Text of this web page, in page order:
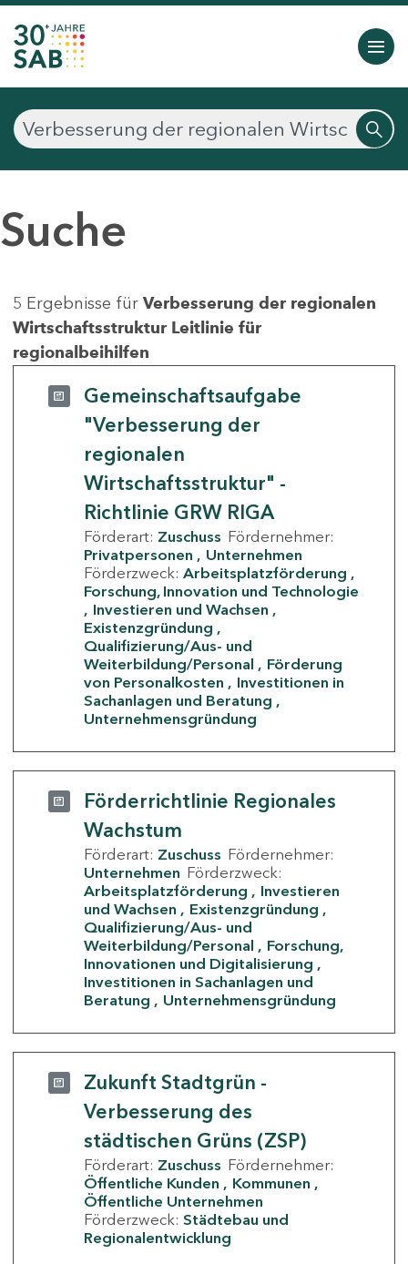
Suche
5 Ergebnisse für Verbesserung der regionalen
Wirtschaftsstruktur Leitlinie für
regionalbeihilfen
Gemeinschaftsaufgabe
"Verbesserung der
regionalen
Wirtschaftsstruktur" -
Richtlinie GRW RIGA
Förderart: Zuschuss Fördernehmer:
Privatpersonen
Unternehmen
Förderzweck: Arbeitsplatzförderung
Forschung, Innovation und Technologie
Investieren und Wachsen
Existenzgründung
Qualifizierung/Aus- und
Weiterbildung/Personal
Förderung
von Personalkosten
Investitionen in
Sachanlagen und Beratung
Unternehmensgründung
Förderrichtlinie Regionales
Wachstum
Förderart: Zuschuss Fördernehmer:
Unternehmen Förderzweck:
Arbeitsplatzförderung
Investieren
und Wachsen
Existenzgründung
Qualifizierung/Aus- und
Weiterbildung/Personal
Forschung,
Innovationen und Digitalisierung
Investitionen in Sachanlagen und
Beratung
Unternehmensgründung
Zukunft Stadtgrün -
Verbesserung des
städtischen Grüns (ZSP)
Förderart: Zuschuss Fördernehmer:
Öffentliche Kunden
Kommunen
Öffentliche Unternehmen
Förderzweck: Städtebau und
Regionalentwicklung